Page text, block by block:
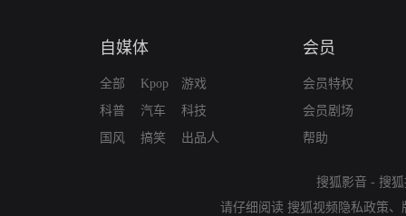
自媒体
全部
科普
国风
Kpop
汽车
搞笑
游戏
科技
出品人
会员
会员特权
会员剧场
帮助
搜狐影音 - 搜
请仔细阅读 搜狐视频隐私政策、